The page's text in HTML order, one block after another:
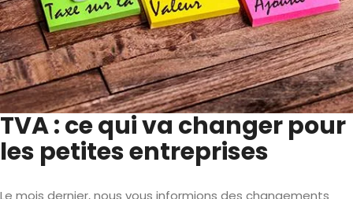
TVA : ce qui va changer pour
les petites entreprises
Le mois dernier, nous vous informions des changements